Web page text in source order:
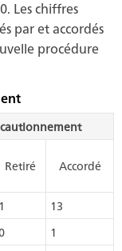
Les chiffres
par et accordés
procédure
Retiré
Accordé
1
13
1